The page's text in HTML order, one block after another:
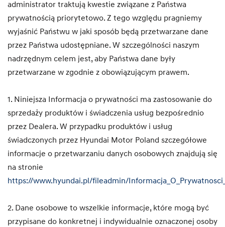
administrator traktują kwestie związane z Państwa
prywatnością priorytetowo. Z tego względu pragniemy
wyjaśnić Państwu w jaki sposób będą przetwarzane dane
przez Państwa udostępniane. W szczególności naszym
nadrzędnym celem jest, aby Państwa dane były
przetwarzane w zgodnie z obowiązującym prawem.
1. Niniejsza Informacja o prywatności ma zastosowanie do
sprzedaży produktów i świadczenia usług bezpośrednio
przez Dealera. W przypadku produktów i usług
świadczonych przez Hyundai Motor Poland szczegółowe
informacje o przetwarzaniu danych osobowych znajdują się
na stronie
https://www.hyundai.pl/fileadmin/
2. Dane osobowe to wszelkie informacje, które mogą być
przypisane do konkretnej i indywidualnie oznaczonej osoby